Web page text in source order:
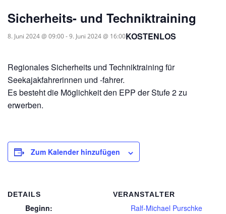
Sicherheits- und Techniktraining
8. Juni 2024 @ 09:00-9. Juni 2024 @ 16:00KOSTENLOS
Regionales Sicherheits und Techniktraining für
Seekajakfahrerinnen und -fahrer.
Es besteht die Möglichkeit den EPP der Stufe 2 zu
erwerben.
Zum Kalender hinzufügen
DETAILS
Beginn:
VERANSTALTER
Ralf-Michael Purschke